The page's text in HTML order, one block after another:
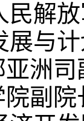
解放
与
洲司
副院